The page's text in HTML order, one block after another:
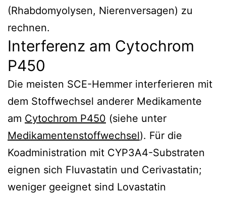
(Rhabdomyolysen, Nierenversagen) zu
rechnen.
Interferenz am Cytochrom
P450
Die meisten SCE-Hemmer interferieren mit
dem Stoffwechsel anderer Medikamente
am Cytochrom P450 (siehe unter
Medikamentenstoffwechsel). Für die
Koadministration mit CYP3A4-Substraten
eignen sich Fluvastatin und Cerivastatin;
weniger geeignet sind Lovastatin